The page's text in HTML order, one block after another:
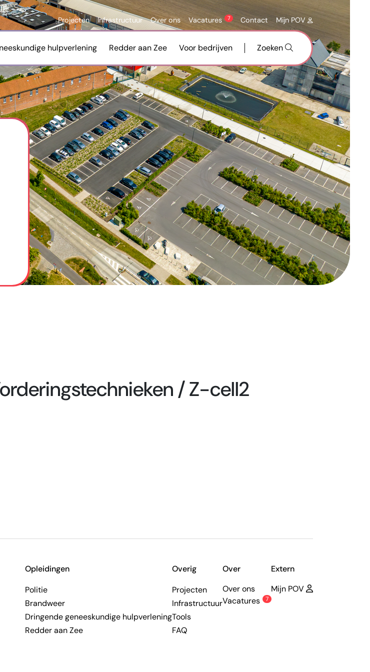
Projecten Infrastructuur Over ons Vacatures 7 Contact Mijn POV
hulpverlening Redder aan Zee Voor bedrijven Zoeken
/ Z-cell2
Opleidingen
Politie
Brandweer
Dringende geneeskundige hulpverlening
Redder aan Zee
Overig
Projecten
Infrastructuur
Tools
FAQ
Over
Over ons
Vacatures
7
Extern
Mijn POV